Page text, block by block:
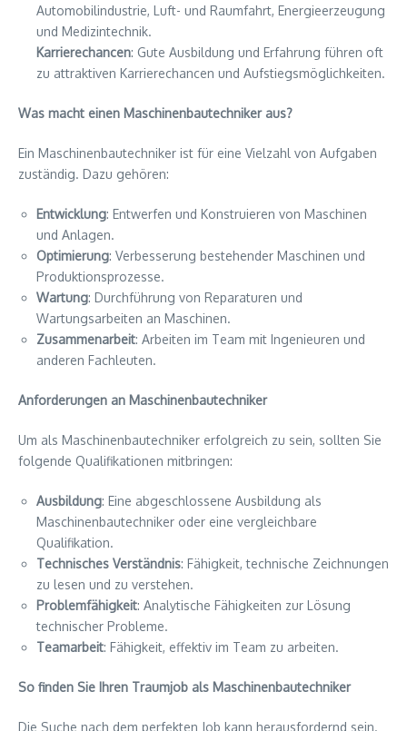
Automobilindustrie, Luft- und Raumfahrt, Energieerzeugung
und Medizintechnik.
Karrierechancen: Gute Ausbildung und Erfahrung führen oft
zu attraktiven Karrierechancen und Aufstiegsmöglichkeiten.
Was macht einen Maschinenbautechniker aus?
Ein Maschinenbautechniker ist für eine Vielzahl von Aufgaben
zuständig. Dazu gehören:
Entwicklung: Entwerfen und Konstruieren von Maschinen
und Anlagen.
Optimierung: Verbesserung bestehender Maschinen und
Produktionsprozesse.
Wartung: Durchführung von Reparaturen und
Wartungsarbeiten an Maschinen.
Zusammenarbeit: Arbeiten im Team mit Ingenieuren und
anderen Fachleuten.
Anforderungen an Maschinenbautechniker
Um als Maschinenbautechniker erfolgreich zu sein, sollten Sie
folgende Qualifikationen mitbringen:
Ausbildung: Eine abgeschlossene Ausbildung als
Maschinenbautechniker oder eine vergleichbare
Qualifikation.
Technisches Verständnis: Fähigkeit, technische Zeichnungen
zu lesen und zu verstehen.
Problemfähigkeit: Analytische Fähigkeiten zur Lösung
technischer Probleme.
Teamarbeit: Fähigkeit, effektiv im Team zu arbeiten.
So finden Sie Ihren Traumjob als Maschinenbautechniker
Die Suche nach dem perfekten Job kann herausfordernd sein.